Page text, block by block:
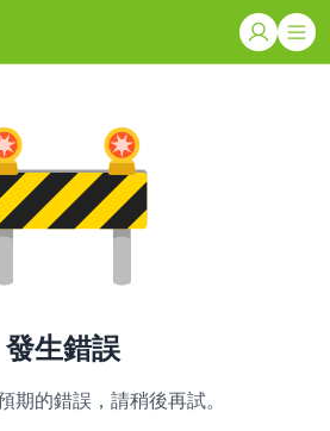
發生錯誤
期的錯誤，請稍後再試。